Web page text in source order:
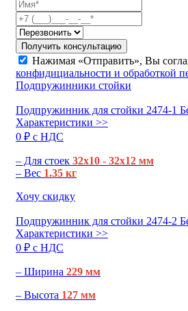
Получить консультацию
Нажимая «Отправить», Вы
конфидициальности и обработкой
Подпружинники стойки
Подпружинник для стойки 2474-1
Характеристики >>
0 ₽ c НДС
– Для стоек 32х10 - 32х12 мм
– Вес 1.35 кг
Хочу скидку
Подпружинник для стойки 2474-2
Характеристики >>
0 ₽ c НДС
– Ширина 229 мм
– Высота 127 мм